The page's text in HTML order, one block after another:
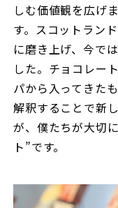
しむ価値観を広げ
す。スコットラン
に磨き上げ、今で
した。チョコレー
パから入ってきた
解釈することで新
が、僕たちが大切
ト”です。